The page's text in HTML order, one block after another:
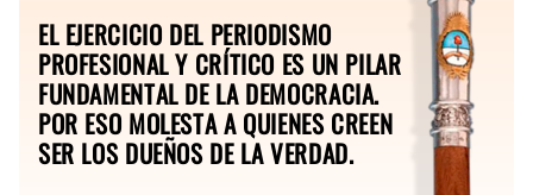
EL EJERCICIO DEL PERIODISMO
PROFESIONAL Y CRÍTICO ES UN PILAR
FUNDAMENTAL DE LA DEMOCRACIA.
POR ESO MOLESTA A QUIENES CREEN
SER LOS DUEÑOS DE LA VERDAD.